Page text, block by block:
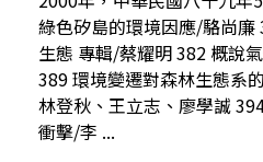
綠色矽島的環境因應/駱尚
生態 專輯/蔡耀明 382 概說
389 環境變遷對森林生態系
林登秋、王立志、廖學誠
衝擊/李 ...